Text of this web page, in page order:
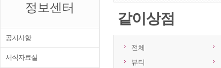
정보센터
공지사항
서식자료실
같이상점
전체
뷰티